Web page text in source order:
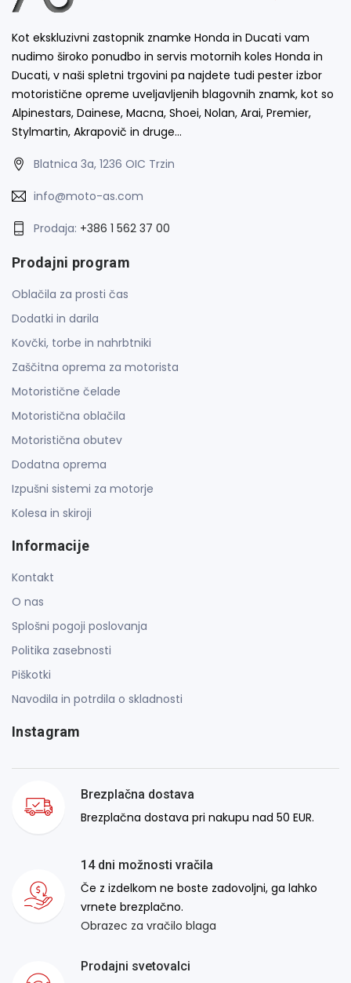
Kot ekskluzivni zastopnik znamke Honda in Ducati vam
nudimo široko ponudbo in servis motornih koles Honda in
Ducati, v naši spletni trgovini pa najdete tudi pester izbor
motoristične opreme uveljavljenih blagovnih znamk, kot so
Alpinestars, Dainese, Macna, Shoei, Nolan, Arai, Premier,
Stylmartin, Akrapovič in druge…
Blatnica 3a, 1236 OIC Trzin
info@moto-as.com
Prodaja: +386 1 562 37 00
Prodajni program
Oblačila za prosti čas
Dodatki in darila
Kovčki, torbe in nahrbtniki
Zaščitna oprema za motorista
Motoristične čelade
Motoristična oblačila
Motoristična obutev
Dodatna oprema
Izpušni sistemi za motorje
Kolesa in skiroji
Informacije
Kontakt
O nas
Splošni pogoji poslovanja
Politika zasebnosti
Piškotki
Navodila in potrdila o skladnosti
Instagram
Brezplačna dostava
Brezplačna dostava pri nakupu nad 50 EUR.
14 dni možnosti vračila
Če z izdelkom ne boste zadovoljni, ga lahko
vrnete brezplačno.
Obrazec za vračilo blaga
Prodajni svetovalci